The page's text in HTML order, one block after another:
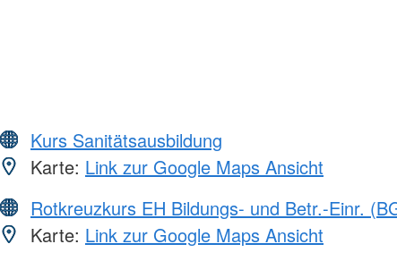
Kurs Sanitätsausbildung
Karte: Link zur Google Maps Ansicht
Rotkreuzkurs EH Bildungs- und Betr.-Einr.
Karte: Link zur Google Maps Ansicht